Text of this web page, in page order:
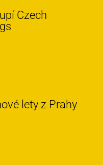
Czech
lety z Prahy